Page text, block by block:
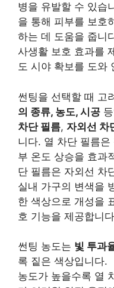
병을 유발할 수 있습
을 통해 피부를 보호
하는 데 도움을 줍니
사생활 보호 효과를
도 시야 확보를 도와
썬팅을 선택할 때 고
의 종류, 농도, 시공
차단 필름, 자외선 차
니다. 열 차단 필름
부 온도 상승을 효과
단 필름은 자외선 차
실내 가구의 변색을
한 색상으로 개성을
호 기능을 제공합니
썬팅 농도는 빛 투과
록 짙은 색상입니다.
농도가 높을수록 열